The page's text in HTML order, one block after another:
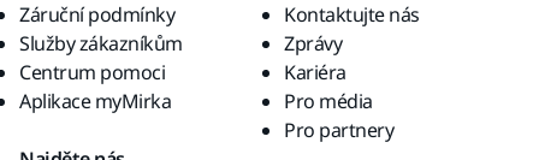
Záruční podmínky
Služby zákazníkům
Centrum pomoci
Aplikace myMirka
Kontaktujte nás
Zprávy
Kariéra
Pro média
Pro partnery